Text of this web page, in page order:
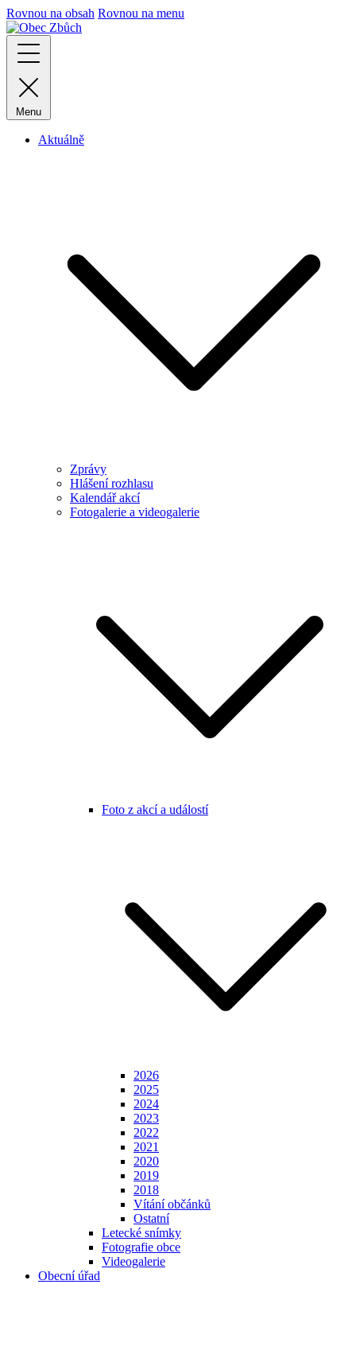
Rovnou na obsah Rovnou na menu
Menu
Aktuálně
Zprávy
Hlášení rozhlasu
Kalendář akcí
Fotogalerie a videogalerie
Foto z akcí a událostí
2026
2025
2024
2023
2022
2021
2020
2019
2018
Vítání občánků
Ostatní
Letecké snímky
Fotografie obce
Videogalerie
Obecní úřad